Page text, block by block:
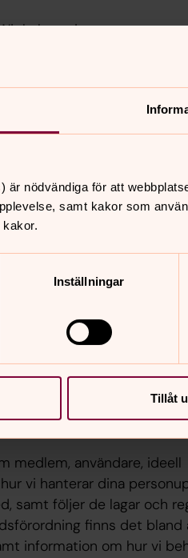
är nödvändiga för att
samt kakor som
Inställningar
Tillåt
haben eine
Regulation –
skyldigheter och de
dataskyddsförordningen, för
vår identitet som kyrka. Vi
på ett tryggt och
dina personuppgifter i
vi lagrar.
eller ett ärende som
eller ärendet upphör.
medlem, användare, ideell
vi hanterar dina
samt följer de lagar och
finns det bland
information om hur vi